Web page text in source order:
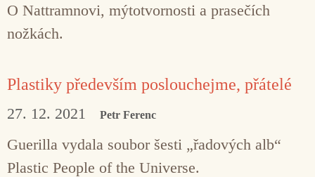
O Nattramnovi, mýtotvornosti a prasečích
nožkách.
Plastiky především poslouchejme, přátelé
27. 12. 2021 Petr Ferenc
Guerilla vydala soubor šesti „řadových alb“
Plastic People of the Universe.